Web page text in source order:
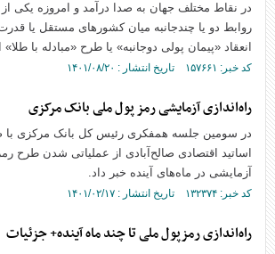
در نقاط مختلف جهان به صدا درآمد و امروزه یکی از
روابط دو یا چندجانبه میان کشورهای مستقل یا
انعقاد «پیمان پولی دوجانبه» یا طرح «مبادله با
کد خبر: ۱۵۷۶۶۱ تاریخ انتشار : ۱۴۰۱/۰۸/۲۰
راه‌اندازی آزمایشی رمز پول ملی بانک مرکزی
در سومین جلسه همفکری رئیس کل بانک مرکزی
اساتید اقتصادی صالح‌آبادی از عملیاتی شدن طرح
آزمایشی در ماه‌های آینده خبر داد.
کد خبر: ۱۳۲۳۷۴ تاریخ انتشار : ۱۴۰۱/۰۲/۱۷
راه‌اندازی رمزپول ملی تا چند ماه آینده+ جزئیات